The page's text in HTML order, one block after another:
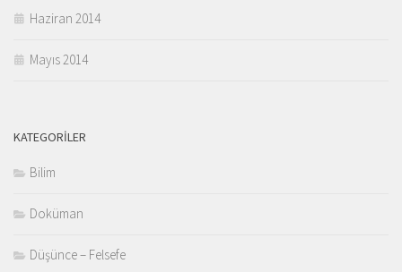
Haziran 2014
Mayıs 2014
KATEGORILER
Bilim
Doküman
Düşünce – Felsefe